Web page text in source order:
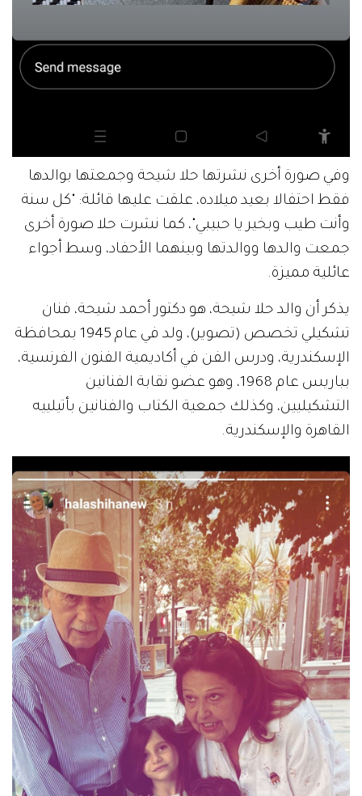
وفي صورة أخرى نشرتها حلا شيحة وجمعتها بوالدها
فقط احتفالا بعيد ميلاده، علقت عليها قائلة: "كل سنة
وأنت طيب وبخير يا حبيبي"، كما نشرت حلا صورة أخرى
جمعت والدها ووالدتها وبينهما الأحفاد، وسط أجواء
عائلية مميزة.
يذكر أن والد حلا شيحة، هو دكتور أحمد شيحة، فنان
تشكيلي تخصص (تصوير)، ولد في عام 1945 بمحافظة
الإسكندرية، ودرس الفن في أكاديمية الفنون الفرنسية،
بباريس عام 1968، وهو عضو نقابة الفنانين
التشكيليين، وكذلك جمعية الكتاب والفنانين بأتيلييه
القاهرة والإسكندرية.